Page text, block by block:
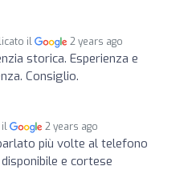
il 2 years ago
storica. Esperienza e
Consiglio.
il 2 years ago
più volte al telefono
e cortese